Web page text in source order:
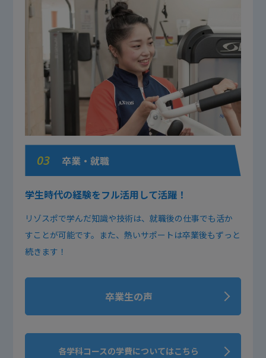
03 卒業・就職
学生時代の経験をフル活用して活躍！
リゾスポで学んだ知識や技術は、就職後の仕事でも活か
すことが可能です。また、熱いサポートは卒業後もずっと
続きます！
卒業生の声
各学科コースの学費についてはこちら